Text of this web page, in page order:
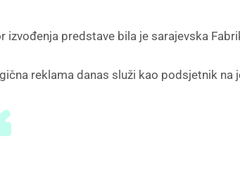
izvođenja predstave bila je sarajevska
reklama danas služi kao podsjetnik